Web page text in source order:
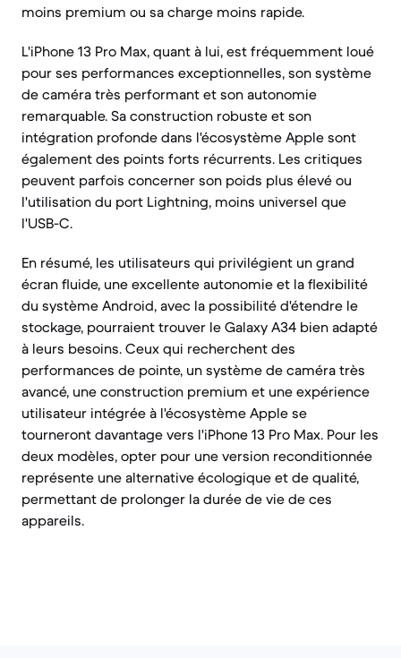
moins premium ou sa charge moins rapide.
L'iPhone 13 Pro Max, quant à lui, est fréquemment loué
pour ses performances exceptionnelles, son système
de caméra très performant et son autonomie
remarquable. Sa construction robuste et son
intégration profonde dans l'écosystème Apple sont
également des points forts récurrents. Les critiques
peuvent parfois concerner son poids plus élevé ou
l'utilisation du port Lightning, moins universel que
l'USB-C.
En résumé, les utilisateurs qui privilégient un grand
écran fluide, une excellente autonomie et la flexibilité
du système Android, avec la possibilité d'étendre le
stockage, pourraient trouver le Galaxy A34 bien adapté
à leurs besoins. Ceux qui recherchent des
performances de pointe, un système de caméra très
avancé, une construction premium et une expérience
utilisateur intégrée à l'écosystème Apple se
tourneront davantage vers l'iPhone 13 Pro Max. Pour les
deux modèles, opter pour une version reconditionnée
représente une alternative écologique et de qualité,
permettant de prolonger la durée de vie de ces
appareils.